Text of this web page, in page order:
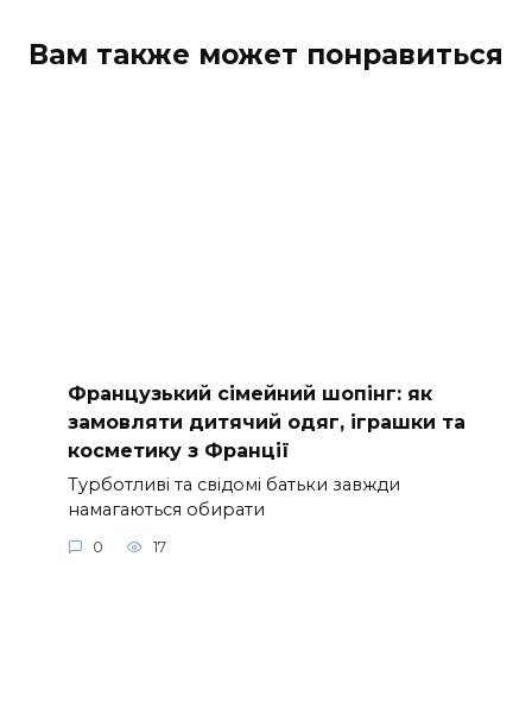
Вам также может понравиться
Французький сімейний шопінг: як
замовляти дитячий одяг, іграшки та
косметику з Франції
Турботливі та свідомі батьки завжди
намагаються обирати
0 17